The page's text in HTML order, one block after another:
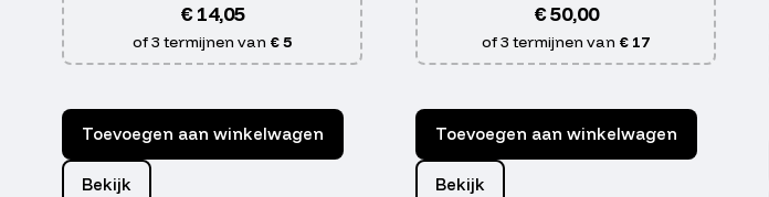
€14,05
of 3 termijnen van € 5
Toevoegen aan winkelwagen
Bekijk
€50,00
of 3 termijnen van € 17
Toevoegen aan winkelwagen
Bekijk